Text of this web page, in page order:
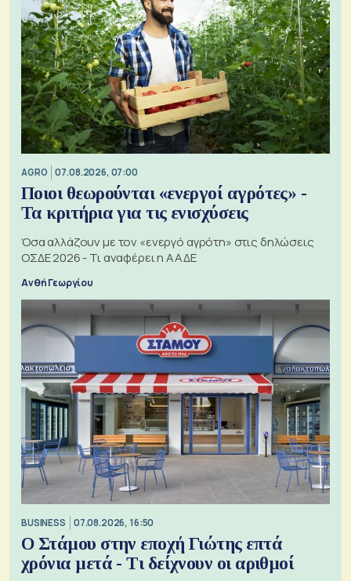
AGRO 07.08.2026, 07:00
Ποιοι θεωρούνται «ενεργοί αγρότες» -
Τα κριτήρια για τις ενισχύσεις
Όσα αλλάζουν με τον «ενεργό αγρότη» στις δηλώσεις
ΟΣΔΕ 2026 - Τι αναφέρει η ΑΑΔΕ
Ανθή Γεωργίου
BUSINESS 07.08.2026, 16:50
Ο Στάμου στην εποχή Γιώτης επτά
χρόνια μετά - Τι δείχνουν οι αριθμοί